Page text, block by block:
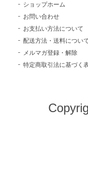
ショップホーム
お問い合わせ
お支払い方法について
配送方法・送料につい
メルマガ登録・解除
特定商取引法に基づく